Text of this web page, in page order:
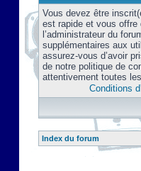
Vous devez être
est rapide et vous offre
l’administrateur du
supplémentaires aux
assurez-vous d’avoir
de notre politique de
attentivement toutes
Conditions
Index du forum